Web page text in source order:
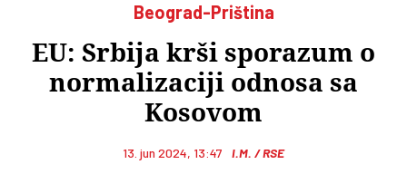
Beograd-Priština
EU: Srbija krši sporazum o
normalizaciji odnosa sa
Kosovom
13. jun 2024, 13:47 I.M. / RSE